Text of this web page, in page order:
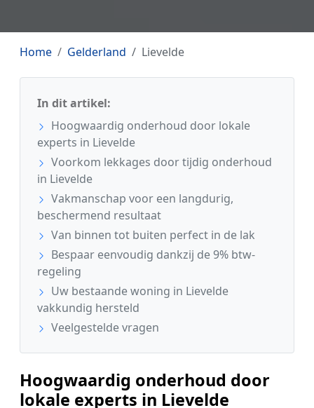
Home Gelderland Lievelde
In dit artikel:
Hoogwaardig onderhoud door lokale
experts in Lievelde
Voorkom lekkages door tijdig onderhoud
in Lievelde
Vakmanschap voor een langdurig,
beschermend resultaat
Van binnen tot buiten perfect in de lak
Bespaar eenvoudig dankzij de 9% btw-
regeling
Uw bestaande woning in Lievelde
vakkundig hersteld
Veelgestelde vragen
Hoogwaardig onderhoud door
lokale experts in Lievelde